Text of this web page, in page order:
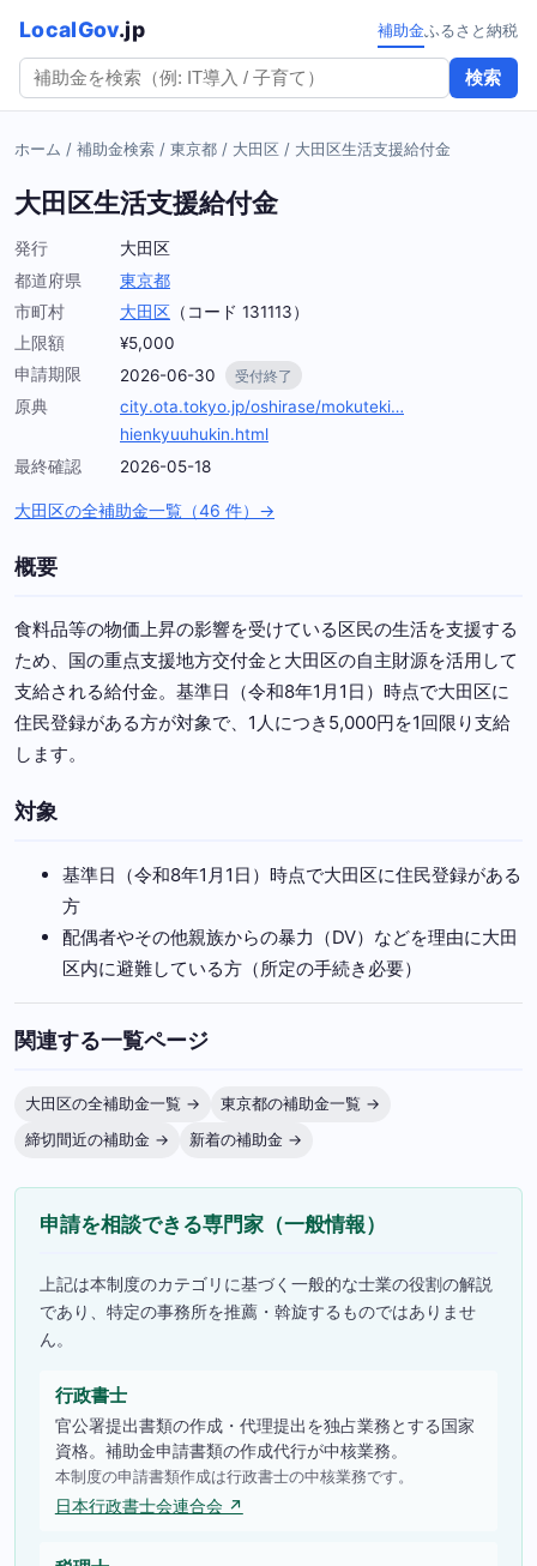
LocalGov.jp
検索
補助金ふるさと納税
ホーム / 補助金検索 / 東京都 / 大田区 / 大田区生活支援給付金
大田区生活支援給付金
発行
大田区
都道府県
東京都
市町村
大田区 （コード 131113）
上限額
¥5,000
申請期限
2026-06-30 受付終了
原典
city.ota.tokyo.jp/oshirase/mokuteki…
hienkyuuhukin.html
最終確認
2026-05-18
大田区の全補助金一覧（46 件）→
概要
食料品等の物価上昇の影響を受けている区民の生活を支援する
ため、国の重点支援地方交付金と大田区の自主財源を活用して
支給される給付金。基準日（令和8年1月1日）時点で大田区に
住民登録がある方が対象で、1人につき5,000円を1回限り支給
します。
対象
基準日（令和8年1月1日）時点で大田区に住民登録がある
方
配偶者やその他親族からの暴力（DV）などを理由に大田
区内に避難している方（所定の手続き必要）
関連する一覧ページ
大田区の全補助金一覧 →
東京都の補助金一覧 →
締切間近の補助金 →
新着の補助金 →
申請を相談できる専門家（一般情報）
上記は本制度のカテゴリに基づく一般的な士業の役割の解説
であり、特定の事務所を推薦・斡旋するものではありませ
ん。
行政書士
官公署提出書類の作成・代理提出を独占業務とする国家
資格。補助金申請書類の作成代行が中核業務。
本制度の申請書類作成は行政書士の中核業務です。
日本行政書士会連合会 ↗